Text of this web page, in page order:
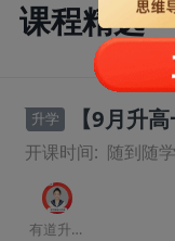
课程精选
升学 【9月升
开课时间: 随到随学
有道升学规划师